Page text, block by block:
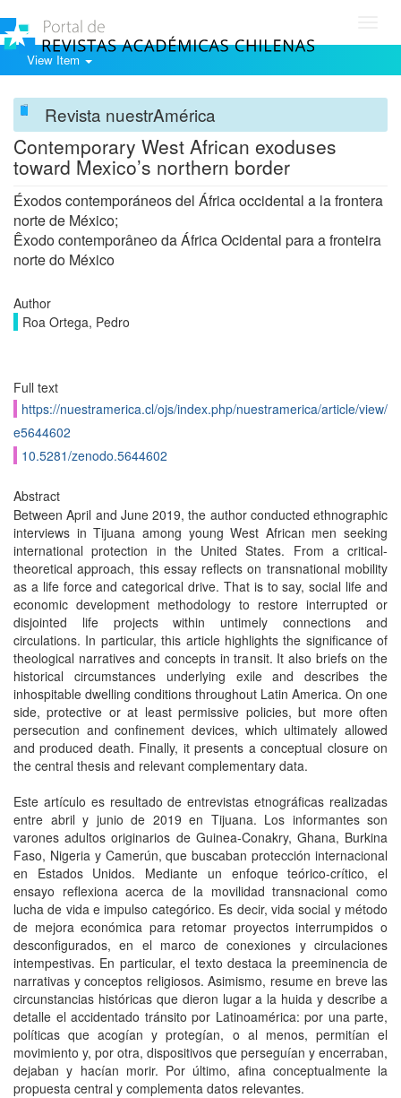
View Item
Revista nuestrAmérica
Contemporary West African exoduses
toward Mexico’s northern border
Éxodos contemporáneos del África occidental a la frontera
norte de México;
Êxodo contemporâneo da África Ocidental para a fronteira
norte do México
Author
Roa Ortega, Pedro
Full text
https://nuestramerica.cl/ojs/index.php/nuestramerica/article/view/
e5644602
10.5281/zenodo.5644602
Abstract
Between April and June 2019, the author conducted ethnographic
interviews in Tijuana among young West African men seeking
international protection in the United States. From a critical-
theoretical approach, this essay reflects on transnational mobility
as a life force and categorical drive. That is to say, social life and
economic development methodology to restore interrupted or
disjointed life projects within untimely connections and
circulations. In particular, this article highlights the significance of
theological narratives and concepts in transit. It also briefs on the
historical circumstances underlying exile and describes the
inhospitable dwelling conditions throughout Latin America. On one
side, protective or at least permissive policies, but more often
persecution and confinement devices, which ultimately allowed
and produced death. Finally, it presents a conceptual closure on
the central thesis and relevant complementary data.
Este artículo es resultado de entrevistas etnográficas realizadas
entre abril y junio de 2019 en Tijuana. Los informantes son
varones adultos originarios de Guinea-Conakry, Ghana, Burkina
Faso, Nigeria y Camerún, que buscaban protección internacional
en Estados Unidos. Mediante un enfoque teórico-crítico, el
ensayo reflexiona acerca de la movilidad transnacional como
lucha de vida e impulso categórico. Es decir, vida social y método
de mejora económica para retomar proyectos interrumpidos o
desconfigurados, en el marco de conexiones y circulaciones
intempestivas. En particular, el texto destaca la preeminencia de
narrativas y conceptos religiosos. Asimismo, resume en breve las
circunstancias históricas que dieron lugar a la huida y describe a
detalle el accidentado tránsito por Latinoamérica: por una parte,
políticas que acogían y protegían, o al menos, permitían el
movimiento y, por otra, dispositivos que perseguían y encerraban,
dejaban y hacían morir. Por último, afina conceptualmente la
propuesta central y complementa datos relevantes.